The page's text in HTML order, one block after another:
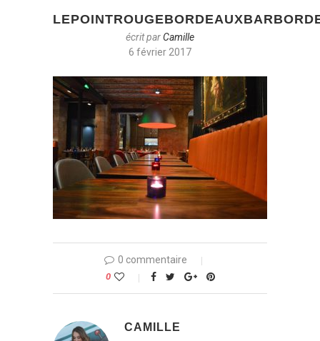
écrit parCamille
6 février 2017
0 commentaire
0
CAMILLE